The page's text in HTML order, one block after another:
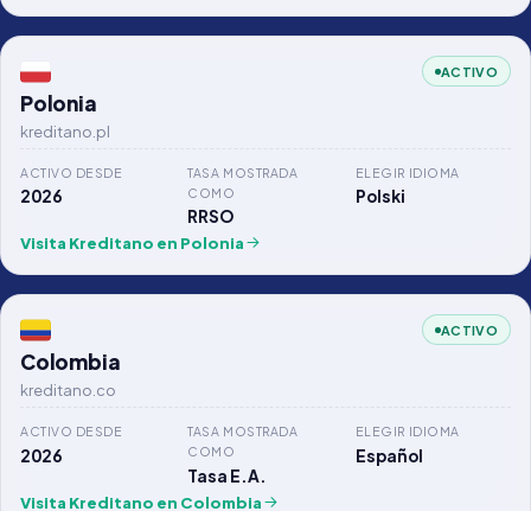
ACTIVO
Polonia
kreditano.pl
ACTIVO DESDE
2026
TASA MOSTRADA
COMO
RRSO
ELEGIR IDIOMA
Polski
Visita Kreditano en Polonia
ACTIVO
Colombia
kreditano.co
ACTIVO DESDE
2026
TASA MOSTRADA
COMO
Tasa E.A.
ELEGIR IDIOMA
Español
Visita Kreditano en Colombia